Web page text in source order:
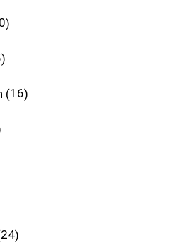
16
24